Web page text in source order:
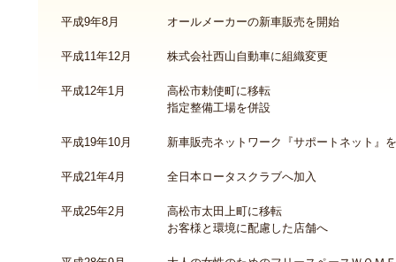
平成9年8月 オールメーカーの新車販売を開始
平成11年12月 株式会社西山自動車に組織変更
平成12年1月
高松市勅使町に移転
指定整備工場を併設
平成19年10月 新車販売ネットワーク『サポートネット』
平成21年4月 全日本ロータスクラブへ加入
平成25年2月
高松市太田上町に移転
お客様と環境に配慮した店舗へ